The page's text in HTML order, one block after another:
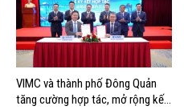
VIMC và thành phố Đông Quản
tăng cường hợp tác, mở rộng kết